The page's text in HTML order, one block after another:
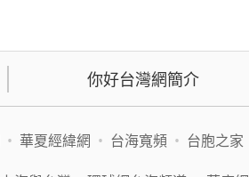
你好台灣網簡介
• 華夏經緯網 • 台海寬頻 • 台胞之家